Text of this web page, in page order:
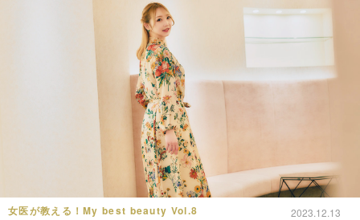
女医が教える！My best beauty Vol.8 2023.12.13